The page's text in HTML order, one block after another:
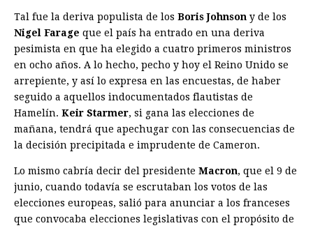
Tal fue la deriva populista de los Boris Johnson y de los
Nigel Farage que el país ha entrado en una deriva
pesimista en que ha elegido a cuatro primeros ministros
en ocho años. A lo hecho, pecho y hoy el Reino Unido se
arrepiente, y así lo expresa en las encuestas, de haber
seguido a aquellos indocumentados flautistas de
Hamelín. Keir Starmer, si gana las elecciones de
mañana, tendrá que apechugar con las consecuencias de
la decisión precipitada e imprudente de Cameron.
Lo mismo cabría decir del presidente Macron, que el 9 de
junio, cuando todavía se escrutaban los votos de las
elecciones europeas, salió para anunciar a los franceses
que convocaba elecciones legislativas con el propósito de